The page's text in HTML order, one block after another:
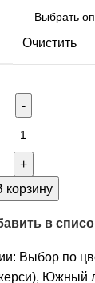
Очистить
корзину
в
Выбор по
, Южный